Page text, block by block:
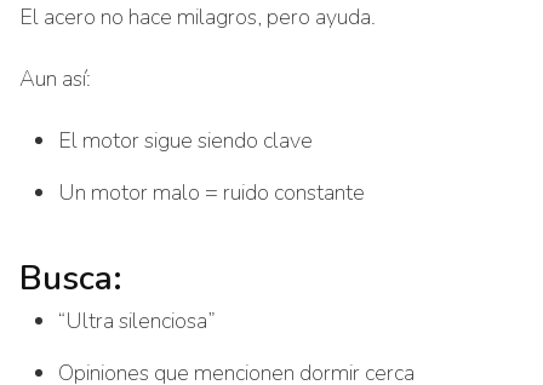
El acero no hace milagros, pero ayuda.
Aun así:
El motor sigue siendo clave
Un motor malo = ruido constante
Busca:
“Ultra silenciosa”
Opiniones que mencionen dormir cerca